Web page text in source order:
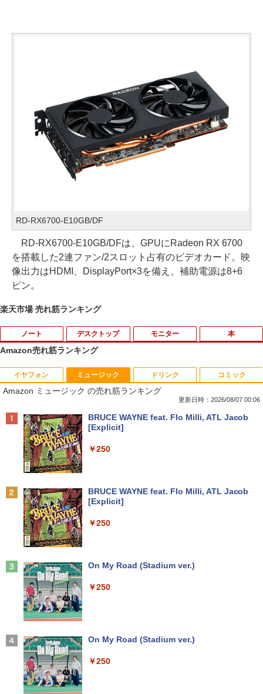
RD-RX6700-E10GB/DF
RD-RX6700-E10GB/DFは、GPUにRadeon RX 6700
を搭載した2連ファン/2スロット占有のビデオカード。映
像出力はHDMI、DisplayPort×3を備え、補助電源は8+6
ピン。
楽天市場 売れ筋ランキング
ノート デスクトップ
1
ポイント10倍 中古パソコン デスクトッ
プパソコン Windows 11【Office付】
【Windows 11 Pro 64Bit搭載】DELL O
D 120GB/DVD-ROM/送料無料【オプショ
ン色々有】
￥24,800
【エントリーでポイント100％還元のチ
ャンス】GMKtec ミニpc G3 Pro Intel C
設 512GB SSD M.2 2242 最大8TB Wind
ップPC
￥66,248
コン PC 一体型 新品 Windows11 27型 C
SSD512GB 初期設定済 ホワイト ブラッ
モニター 本
1
【予約商品】2027年度カレンダー ミニミ
ニ日めくり 米津祐介 C-1776-YZ グリー
ティングライフ 大人 かわいい インテリ
ミニサイズ 手のひらサイズ
2
籍】[ 池井戸潤 ]
送料無料【中古】ガラスの仮面 1〜49巻
内すずえ 白泉社（少女コミック）
Amazon売れ筋ランキング
イヤフォン
Anker Soundcore P40i オフホワイト
Anker Soundcore P31i ブラック
Anker Soundcore Liberty 5 アプリコットピ
【2026年アップグレード版】AOKIMI ワイヤ
軽量 ブルートゥースHi-Fi 最大36時間再生 ぶ
ミュージック
Amazon ミュージック の売れ筋ランキング
更新日時：2026/08/07 00:06
BRUCE WAYNE feat. Flo Milli, ATL Jacob
[Explicit]
￥250
BRUCE WAYNE feat. Flo Milli, ATL Jacob
[Explicit]
￥250
On My Road (Stadium ver.)
￥250
On My Road (Stadium ver.)
￥250
ドリンク コミック